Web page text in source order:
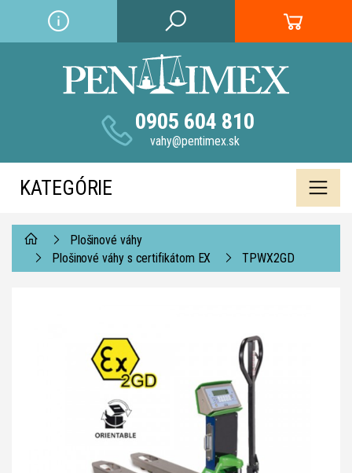
0905 604 810
vahy@pentimex.sk
KATEGÓRIE
Plošinové váhy
Plošinové váhy s certifikátom EX
TPWX2GD